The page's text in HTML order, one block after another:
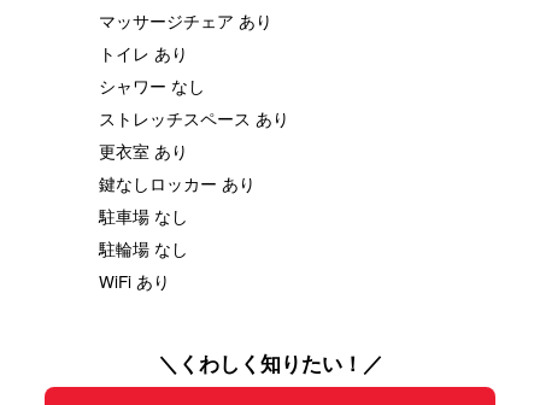
マッサージチェア あり
トイレ あり
シャワー なし
ストレッチスペース あり
更衣室 あり
鍵なしロッカー あり
駐車場 なし
駐輪場 なし
WiFi あり
＼くわしく知りたい！／